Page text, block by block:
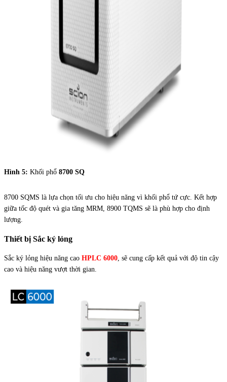
Hình 5: Khối phổ 8700 SQ
8700 SQMS là lựa chọn tối ưu cho hiệu năng vì khối phổ tứ cực. Kết hợp
giữa tốc độ quét và gia tăng MRM, 8900 TQMS sẽ là phù hợp cho định
lượng.
Thiết bị Sắc ký lỏng
Sắc ký lỏng hiệu năng cao HPLC 6000 , sẽ cung cấp kết quả với độ tin cậy
cao và hiệu năng vượt thời gian.